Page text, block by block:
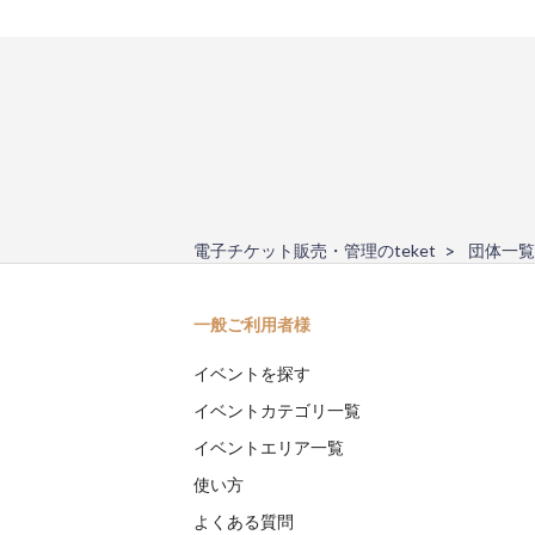
電子チケット販売・管理のteket 団体一覧
一般ご利用者様
イベントを探す
イベントカテゴリ一覧
イベントエリア一覧
使い方
よくある質問